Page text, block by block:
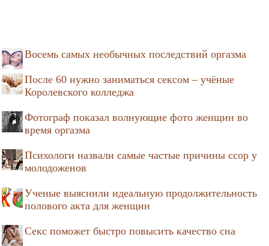
Восемь самых необычных последствий оргазма
После 60 нужно заниматься сексом – учёные
Королевского колледжа
Фотограф показал волнующие фото женщин во
время оргазма
Психологи назвали самые частые причины ссор у
молодоженов
Ученые выяснили идеальную продолжительность
полового акта для женщин
Секс поможет быстро повысить качество сна